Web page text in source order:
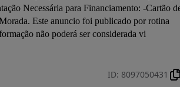
Necessária para Financiamento: -Cartão
Este anuncio foi publicado por rotina
não poderá ser considerada vi
ID: 8097050431